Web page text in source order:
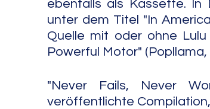
ebenfalls als Kassette. In
unter dem Titel "In
Quelle mit oder ohne
Powerful Motor" (Popllama,
"Never Fails, Never
veröffentlichte